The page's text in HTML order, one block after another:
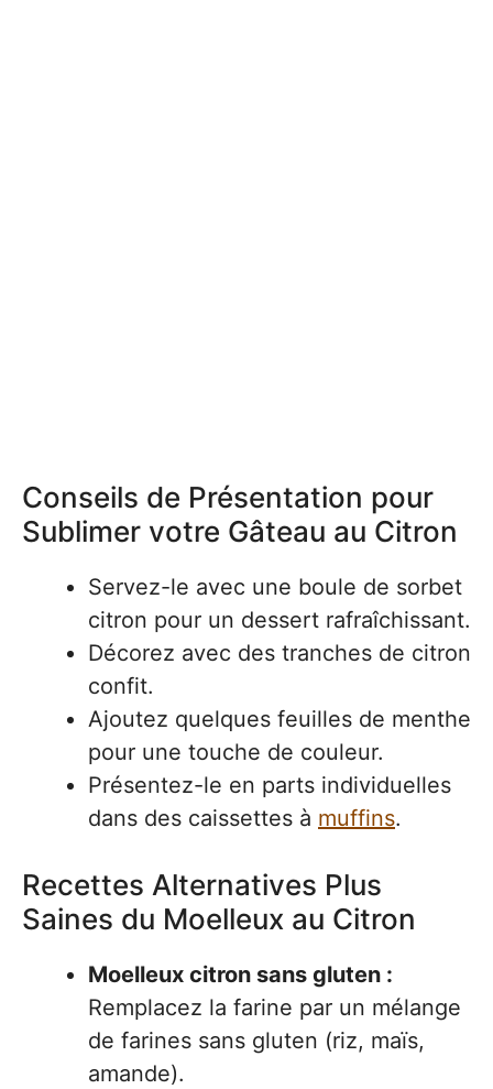
Conseils de Présentation pour
Sublimer votre Gâteau au Citron
Servez-le avec une boule de sorbet
citron pour un dessert rafraîchissant.
Décorez avec des tranches de citron
confit.
Ajoutez quelques feuilles de menthe
pour une touche de couleur.
Présentez-le en parts individuelles
dans des caissettes à muffins.
Recettes Alternatives Plus
Saines du Moelleux au Citron
Moelleux citron sans gluten :
Remplacez la farine par un mélange
de farines sans gluten (riz, maïs,
amande).